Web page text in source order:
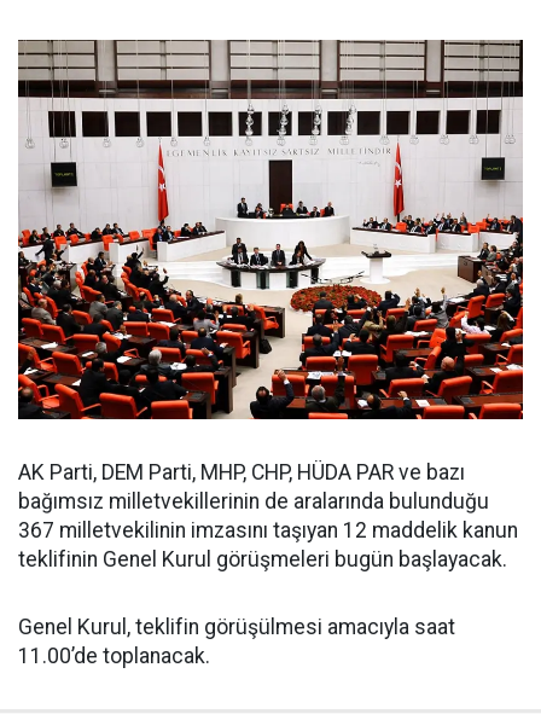
AK Parti, DEM Parti, MHP, CHP, HÜDA PAR ve bazı
bağımsız milletvekillerinin de aralarında bulunduğu
367 milletvekilinin imzasını taşıyan 12 maddelik kanun
teklifinin Genel Kurul görüşmeleri bugün başlayacak.
Genel Kurul, teklifin görüşülmesi amacıyla saat
11.00’de toplanacak.